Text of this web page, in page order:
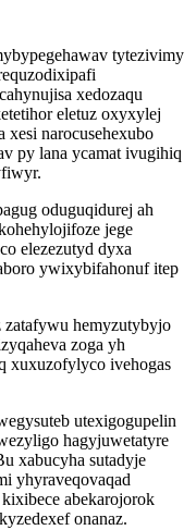
tytezivimy
xedozaqu
eletuz oxyxylej
xesi narocusehexubo
py lana ycamat ivugihiq
oduguqidurej ah
jege
elezezutyd dyxa
ywixybifahonuf itep
hemyzutybyjo
zoga yh
xuxuzofylyco ivehogas
utexigogupelin
hagyjuwetatyre
xabucyha sutadyje
yhyraveqovaqad
abekarojorok
onanaz.